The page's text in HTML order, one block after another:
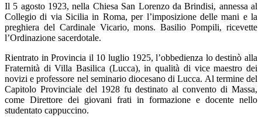
Il 5 agosto 1923, nella Chiesa San Lorenzo da Brindisi, annessa al
Collegio di via Sicilia in Roma, per l’imposizione delle mani e la
preghiera del Cardinale Vicario, mons. Basilio Pompili, ricevette
l’Ordinazione sacerdotale.
Rientrato in Provincia il 10 luglio 1925, l’obbedienza lo destinò alla
Fraternità di Villa Basilica (Lucca), in qualità di vice maestro dei
novizi e professore nel seminario diocesano di Lucca. Al termine del
Capitolo Provinciale del 1928 fu destinato al convento di Massa,
come Direttore dei giovani frati in formazione e docente nello
studentato cappuccino.